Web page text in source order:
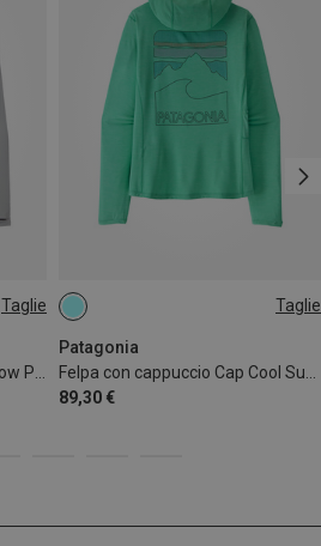
Taglie Taglie
Patagonia
89,30 €
L